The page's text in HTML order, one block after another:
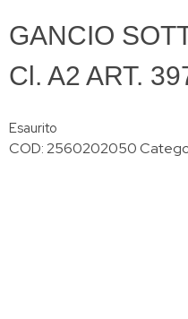
GANCIO
Cl. A2 ART.
Esaurito
COD:2560202050